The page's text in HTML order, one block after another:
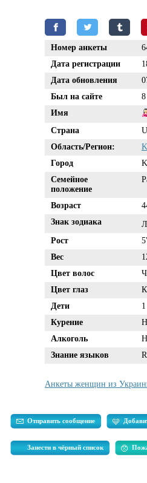
Номер анкеты
Дата регистрации
Дата обновления
Был на сайте
Имя
Страна
Область/Регион:
Город
Семейное
положение
Возраст
Знак зодиака
Рост
Вес
Цвет волос
Цвет глаз
Дети
1
Курение
Алкоголь
Знание языков
Анкеты женщин из
Отправить сообщение
Занести в чёрный список